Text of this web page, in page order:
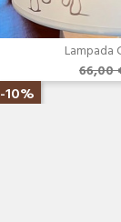
Lampada
66,00
-10%